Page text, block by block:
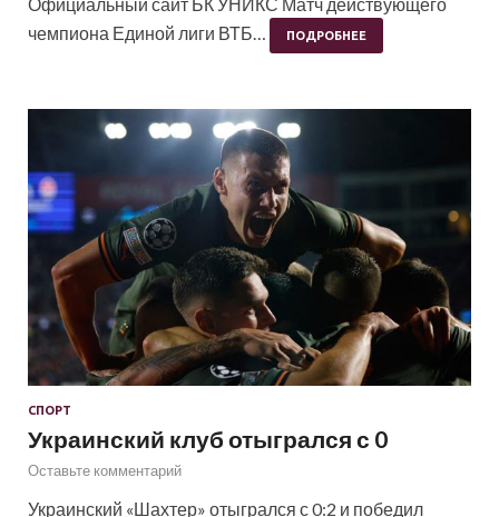
Официальный сайт БК УНИКС Матч действующего
чемпиона Единой лиги ВТБ…
ПОДРОБНЕЕ
СПОРТ
Украинский клуб отыгрался с 0
Оставьте комментарий
Украинский «Шахтер» отыгрался с 0:2 и победил